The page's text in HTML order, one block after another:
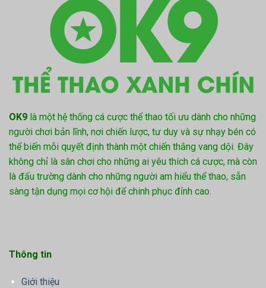
OK9 là một hệ thống cá cược thể thao tối ưu dành cho những
người chơi bản lĩnh, nơi chiến lược, tư duy và sự nhạy bén có
thể biến mỗi quyết định thành một chiến thắng vang dội. Đây
không chỉ là sân chơi cho những ai yêu thích cá cược, mà còn
là đấu trường dành cho những người am hiểu thể thao, sẵn
sàng tận dụng mọi cơ hội để chinh phục đỉnh cao.
Thông tin
Giới thiệu